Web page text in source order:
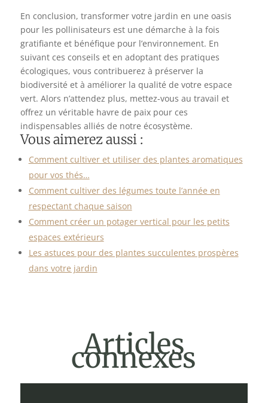
En conclusion, transformer votre jardin en une oasis
pour les pollinisateurs est une démarche à la fois
gratifiante et bénéfique pour l’environnement. En
suivant ces conseils et en adoptant des pratiques
écologiques, vous contribuerez à préserver la
biodiversité et à améliorer la qualité de votre espace
vert. Alors n’attendez plus, mettez-vous au travail et
offrez un véritable havre de paix pour ces
indispensables alliés de notre écosystème.
Vous aimerez aussi :
Comment cultiver et utiliser des plantes aromatiques
pour vos thés…
Comment cultiver des légumes toute l’année en
respectant chaque saison
Comment créer un potager vertical pour les petits
espaces extérieurs
Les astuces pour des plantes succulentes prospères
dans votre jardin
Articles
connexes